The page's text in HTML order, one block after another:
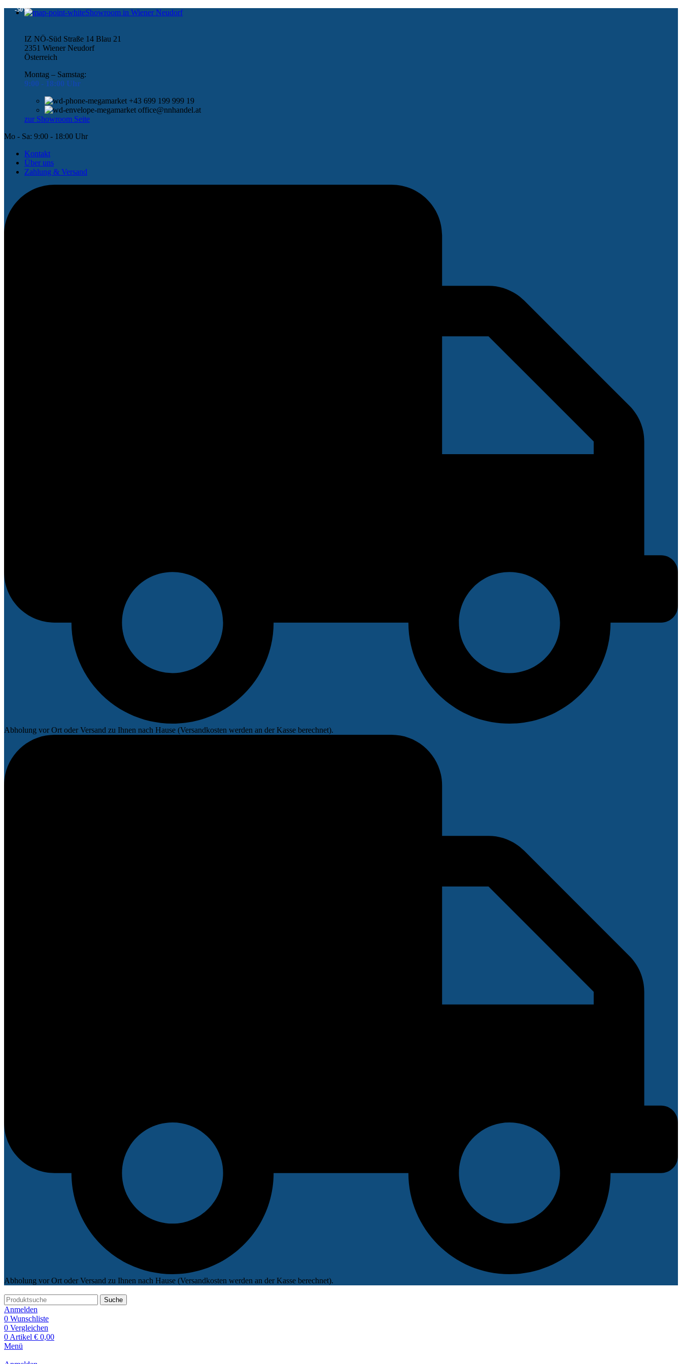
Showroom in Wiener Neudorf
IZ NÖ-Süd Straße 14 Blau 21
2351 Wiener Neudorf
Österreich
Montag – Samstag:
9:00 - 18:00 Uhr
+43 699 199 999 19
office@nnhandel.at
zur Showroom Seite
Mo - Sa: 9:00 - 18:00 Uhr
Kontakt
Über uns
Zahlung & Versand
Abholung vor Ort oder Versand zu Ihnen nach Hause (Versandkosten werden an der Kasse berechnet).
Abholung vor Ort oder Versand zu Ihnen nach Hause (Versandkosten werden an der Kasse berechnet).
Suche
Anmelden
0 Wunschliste
0 Vergleichen
0 Artikel € 0,00
Menü
-50%